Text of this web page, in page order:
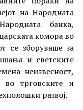
на Народната
банка,
комора во
се зборуваше за
и светските
неизвесност,
во трговските и
развој.